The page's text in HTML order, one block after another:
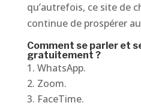
qu’autrefois, ce site de
continue de prospérer
Comment se parler et
gratuitement ?
WhatsApp.
Zoom.
FaceTime.